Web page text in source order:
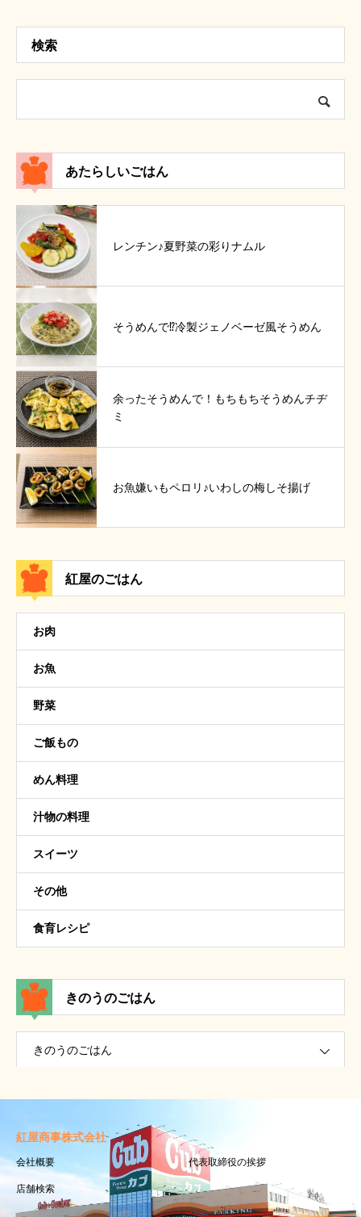
検索
あたらしいごはん
レンチン♪夏野菜の彩りナムル
そうめんで⁉冷製ジェノベーゼ風そうめん
余ったそうめんで！もちもちそうめんチヂ
ミ
お魚嫌いもペロリ♪いわしの梅しそ揚げ
紅屋のごはん
お肉
お魚
野菜
ご飯もの
めん料理
汁物の料理
スイーツ
その他
食育レシピ
きのうのごはん
きのうのごはん
紅屋商事株式会社
会社概要 代表取締役の挨拶
店舗検索